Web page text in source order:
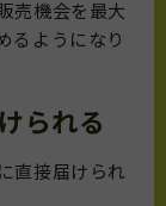
売機会を最大
るようになり
られる
直接届けられ